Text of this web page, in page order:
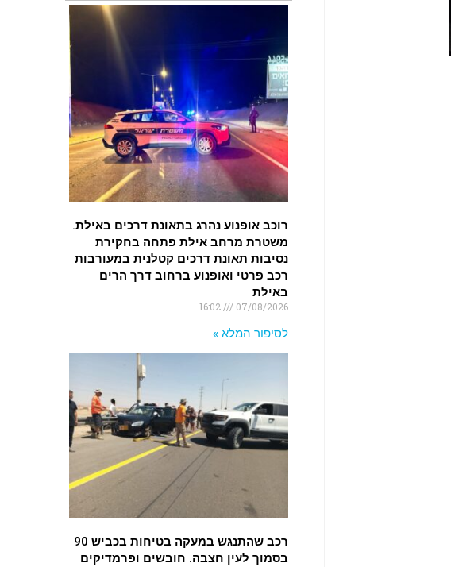
רוכב אופנוע נהרג בתאונת דרכים באילת.
משטרת מרחב אילת פתחה בחקירת
נסיבות תאונת דרכים קטלנית במעורבות
רכב פרטי ואופנוע ברחוב דרך הרים
באילת
07/08/2026
לסיפור המלא »
רכב שהתנגש במעקה בטיחות בכביש 90
בסמוך לעין חצבה. חובשים ופרמדיקים